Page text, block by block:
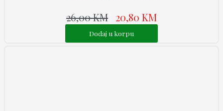
26,00KM 20,80 KM
Dodaj u korpu